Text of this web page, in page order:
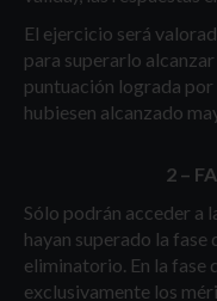
El ejercicio será
para superarlo
puntuación lograda
hubiesen alcanzado
2 –
Sólo podrán acceder a
hayan superado la fase
eliminatorio. En la fase
exclusivamente los